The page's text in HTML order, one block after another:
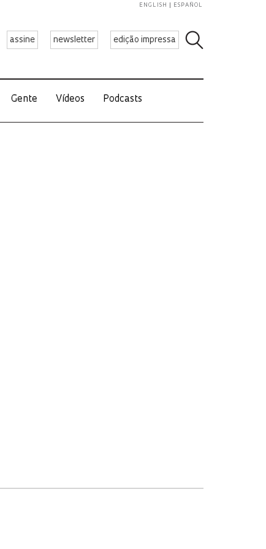
assine newsletter edição impressa
ENGLISH ESPAÑOL
Gente Vídeos Podcasts